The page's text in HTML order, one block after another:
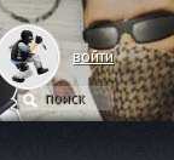
войти